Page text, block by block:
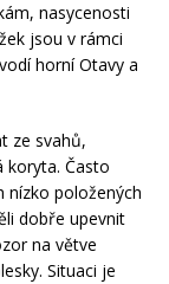
nasycenosti
jsou v rámci
horní Otavy a
ze svahů,
koryta. Často
nízko položených
dobře upevnit
na větve
Situaci je